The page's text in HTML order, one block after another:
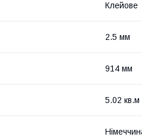
Клейове
2.5 мм
914 мм
5.02 кв.м